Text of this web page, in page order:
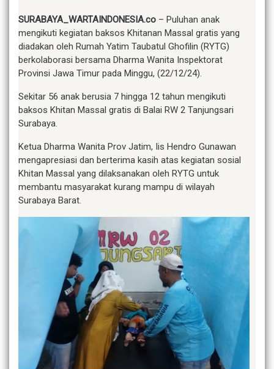
SURABAYA_WARTAINDONESIA.co – Puluhan anak
mengikuti kegiatan baksos Khitanan Massal gratis yang
diadakan oleh Rumah Yatim Taubatul Ghofilin (RYTG)
berkolaborasi bersama Dharma Wanita Inspektorat
Provinsi Jawa Timur pada Minggu, (22/12/24).
Sekitar 56 anak berusia 7 hingga 12 tahun mengikuti
baksos Khitan Massal gratis di Balai RW 2 Tanjungsari
Surabaya.
Ketua Dharma Wanita Prov Jatim, Iis Hendro Gunawan
mengapresiasi dan berterima kasih atas kegiatan sosial
Khitan Massal yang dilaksanakan oleh RYTG untuk
membantu masyarakat kurang mampu di wilayah
Surabaya Barat.